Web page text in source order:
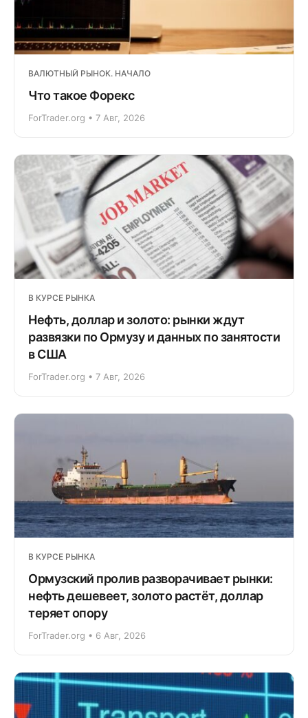
ВАЛЮТНЫЙ РЫНОК. НАЧАЛО
Что такое Форекс
ForTrader.org • 7 Авг, 2026
В КУРСЕ РЫНКА
Нефть, доллар и золото: рынки ждут
развязки по Ормузу и данных по занятости
в США
ForTrader.org • 7 Авг, 2026
В КУРСЕ РЫНКА
Ормузский пролив разворачивает рынки:
нефть дешевеет, золото растёт, доллар
теряет опору
ForTrader.org • 6 Авг, 2026